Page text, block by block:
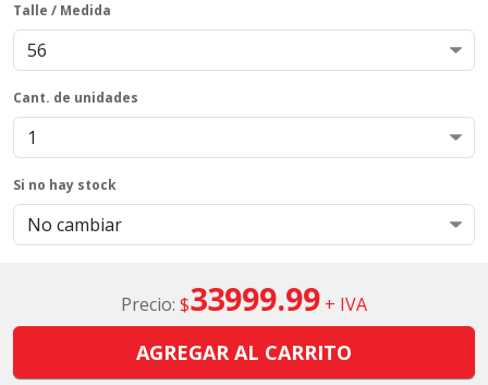
Talle / Medida
Cant. de unidades
Si no hay stock
Precio: $33999.99 + IVA
AGREGAR AL CARRITO